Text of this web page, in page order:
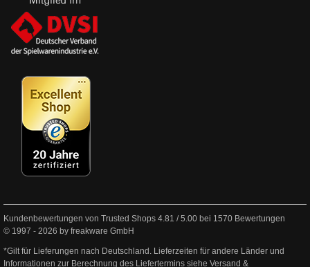
Kundenbewertungen von Trusted Shops 4.81 /5.00 bei 1570 Bewertungen
© 1997 - 2026 by freakware GmbH
*Gilt für Lieferungen nach Deutschland. Lieferzeiten für andere Länder und
Informationen zur Berechnung des Liefertermins siehe Versand &